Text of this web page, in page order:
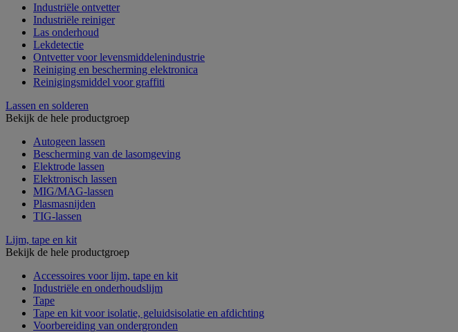
Industriële ontvetter
Industriële reiniger
Las onderhoud
Lekdetectie
Ontvetter voor levensmiddelenindustrie
Reiniging en bescherming elektronica
Reinigingsmiddel voor graffiti
Lassen en solderen
Bekijk de hele productgroep
Autogeen lassen
Bescherming van de lasomgeving
Elektrode lassen
Elektronisch lassen
MIG/MAG-lassen
Plasmasnijden
TIG-lassen
Lijm, tape en kit
Bekijk de hele productgroep
Accessoires voor lijm, tape en kit
Industriële en onderhoudslijm
Tape
Tape en kit voor isolatie, geluidsisolatie en afdichting
Voorbereiding van ondergronden